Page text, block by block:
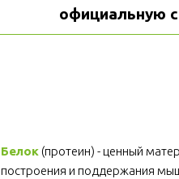
официальную
Белок (протеин) - ценный
построения и поддержания